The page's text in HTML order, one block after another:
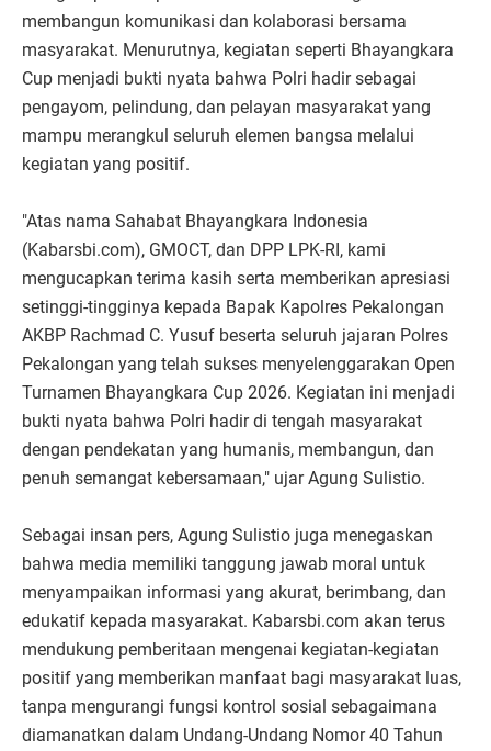
membangun komunikasi dan kolaborasi bersama
masyarakat. Menurutnya, kegiatan seperti Bhayangkara
Cup menjadi bukti nyata bahwa Polri hadir sebagai
pengayom, pelindung, dan pelayan masyarakat yang
mampu merangkul seluruh elemen bangsa melalui
kegiatan yang positif.
"Atas nama Sahabat Bhayangkara Indonesia
(Kabarsbi.com), GMOCT, dan DPP LPK-RI, kami
mengucapkan terima kasih serta memberikan apresiasi
setinggi-tingginya kepada Bapak Kapolres Pekalongan
AKBP Rachmad C. Yusuf beserta seluruh jajaran Polres
Pekalongan yang telah sukses menyelenggarakan Open
Turnamen Bhayangkara Cup 2026. Kegiatan ini menjadi
bukti nyata bahwa Polri hadir di tengah masyarakat
dengan pendekatan yang humanis, membangun, dan
penuh semangat kebersamaan," ujar Agung Sulistio.
Sebagai insan pers, Agung Sulistio juga menegaskan
bahwa media memiliki tanggung jawab moral untuk
menyampaikan informasi yang akurat, berimbang, dan
edukatif kepada masyarakat. Kabarsbi.com akan terus
mendukung pemberitaan mengenai kegiatan-kegiatan
positif yang memberikan manfaat bagi masyarakat luas,
tanpa mengurangi fungsi kontrol sosial sebagaimana
diamanatkan dalam Undang-Undang Nomor 40 Tahun